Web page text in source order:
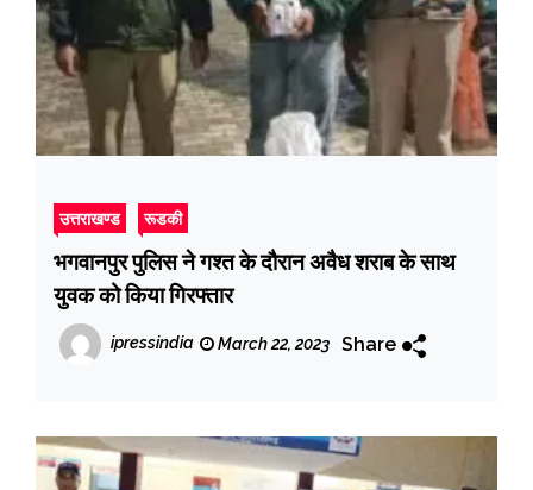
उत्तराखण्ड रूडकी
भगवानपुर पुलिस ने गश्त के दौरान अवैध शराब के साथ
युवक को किया गिरफ्तार
ipressindia March 22, 2023 Share